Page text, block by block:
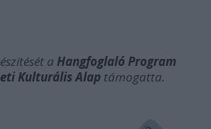
a Hangfoglaló Program
Kulturális Alap támogatta.